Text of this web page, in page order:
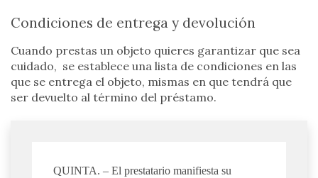
Condiciones de entrega y devolución
Cuando prestas un objeto quieres garantizar que sea
cuidado, se establece una lista de condiciones en las
que se entrega el objeto, mismas en que tendrá que
ser devuelto al término del préstamo.
QUINTA. – El prestatario manifiesta su